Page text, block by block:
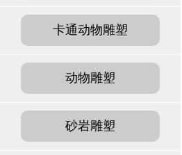
卡通动物雕塑
动物雕塑
砂岩雕塑